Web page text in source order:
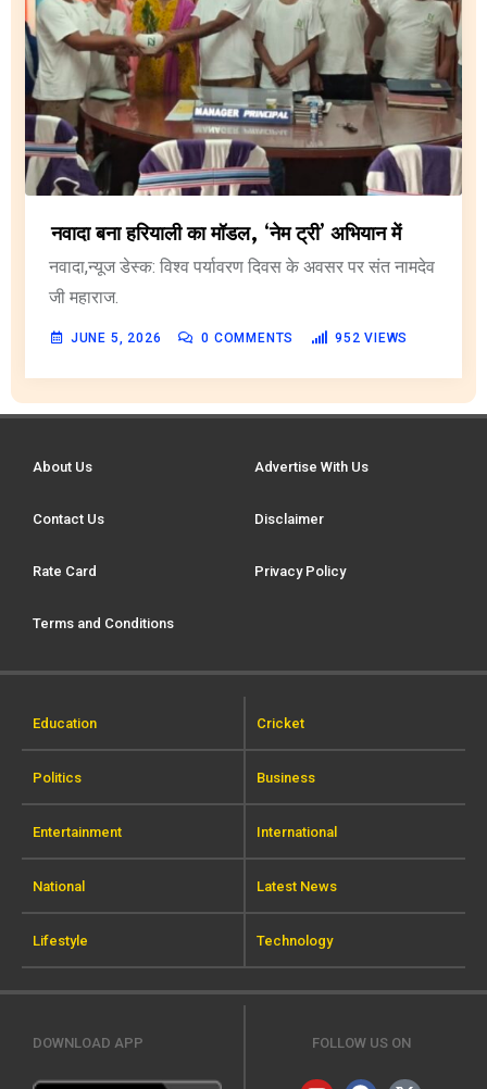
नवादा बना हरियाली का मॉडल, ‘नेम ट्री’ अभियान में
नवादा,न्यूज डेस्क: विश्व पर्यावरण दिवस के अवसर पर संत नामदेव
जी महाराज.
JUNE 5, 2026 0 COMMENTS 952 VIEWS
About Us Advertise With Us
Contact Us Disclaimer
Rate Card Privacy Policy
Terms and Conditions
Education Cricket
Politics Business
Entertainment International
National Latest News
Lifestyle Technology
DOWNLOAD APP FOLLOW US ON